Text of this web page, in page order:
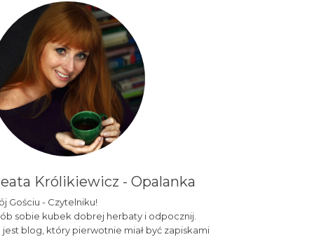
Królikiewicz - Opalanka
Gościu - Czytelniku!
sobie kubek dobrej herbaty i odpocznij.
jest blog, który pierwotnie miał być zapiskami